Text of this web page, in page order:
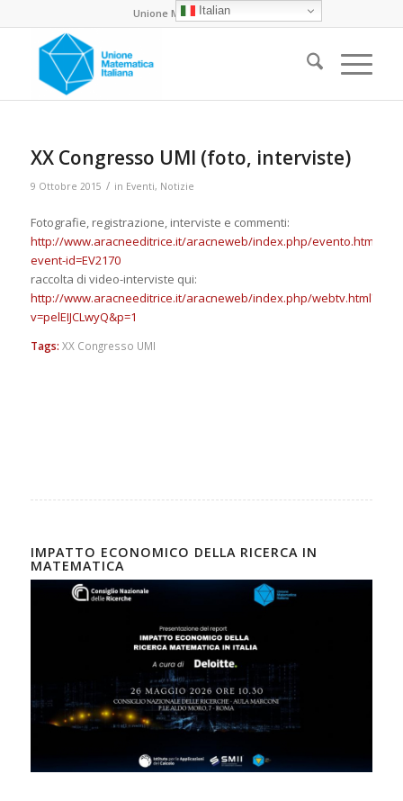
Unione Matematica Italiana
XX Congresso UMI (foto, interviste)
9 Ottobre 2015 / in Eventi, Notizie
Fotografie, registrazione, interviste e commenti:
http://www.aracneeditrice.it/aracneweb/index.php/evento.html?
event-id=EV2170
raccolta di video-interviste qui:
http://www.aracneeditrice.it/aracneweb/index.php/webtv.html?
v=pelEIJCLwyQ&p=1
Tags: XX Congresso UMI
IMPATTO ECONOMICO DELLA RICERCA IN
MATEMATICA
Italian